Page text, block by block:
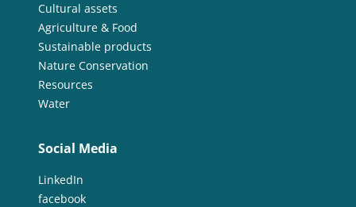
Cultural assets
Agriculture & Food
Sustainable products
Nature Conservation
Resources
Water
Social Media
LinkedIn
facebook